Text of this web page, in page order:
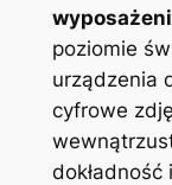
poziomie
urządzenia
cyfrowe